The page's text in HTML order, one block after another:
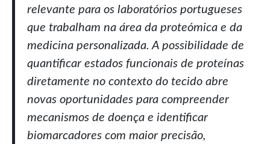
relevante para os laboratórios portugueses
que trabalham na área da proteómica e da
medicina personalizada. A possibilidade de
quantificar estados funcionais de proteínas
diretamente no contexto do tecido abre
novas oportunidades para compreender
mecanismos de doença e identificar
biomarcadores com maior precisão,